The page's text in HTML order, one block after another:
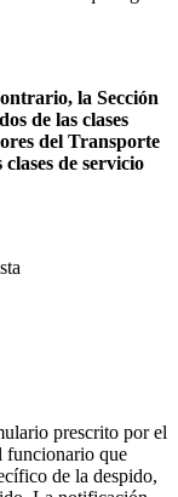
la Sección
de las clases
del Transporte
de servicio
prescrito por el
funcionario que
de la despido,